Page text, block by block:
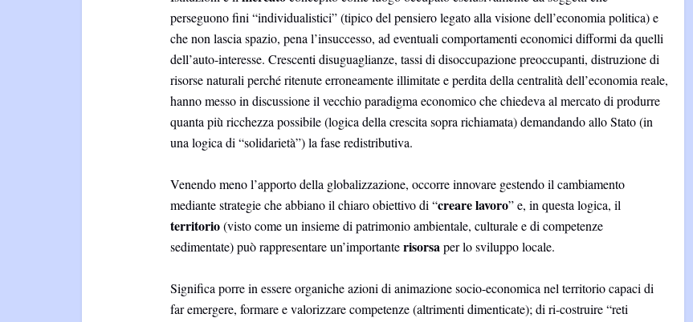
perseguono fini “individualistici” (tipico del pensiero legato alla visione dell’economia politica) e
che non lascia spazio, pena l’insuccesso, ad eventuali comportamenti economici difformi da quelli
dell’auto-interesse. Crescenti disuguaglianze, tassi di disoccupazione preoccupanti, distruzione di
risorse naturali perché ritenute erroneamente illimitate e perdita della centralità dell’economia reale,
hanno messo in discussione il vecchio paradigma economico che chiedeva al mercato di produrre
quanta più ricchezza possibile (logica della crescita sopra richiamata) demandando allo Stato (in
una logica di “solidarietà”) la fase redistributiva.
Venendo meno l’apporto della globalizzazione, occorre innovare gestendo il cambiamento
mediante strategie che abbiano il chiaro obiettivo di “creare lavoro” e, in questa logica, il
territorio(visto come un insieme di patrimonio ambientale, culturale e di competenze
sedimentate) può rappresentare un’importanterisorsaper lo sviluppo locale.
Significa porre in essere organiche azioni di animazione socio-economica nel territorio capaci di
far emergere, formare e valorizzare competenze (altrimenti dimenticate); di ri-costruire “reti